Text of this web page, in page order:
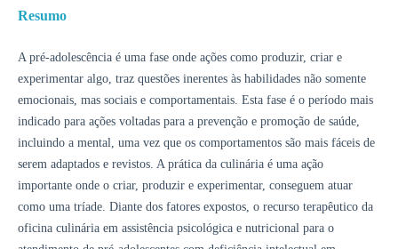
Resumo
A pré-adolescência é uma fase onde ações como produzir, criar e
experimentar algo, traz questões inerentes às habilidades não somente
emocionais, mas sociais e comportamentais. Esta fase é o período mais
indicado para ações voltadas para a prevenção e promoção de saúde,
incluindo a mental, uma vez que os comportamentos são mais fáceis de
serem adaptados e revistos. A prática da culinária é uma ação
importante onde o criar, produzir e experimentar, conseguem atuar
como uma tríade. Diante dos fatores expostos, o recurso terapêutico da
oficina culinária em assistência psicológica e nutricional para o